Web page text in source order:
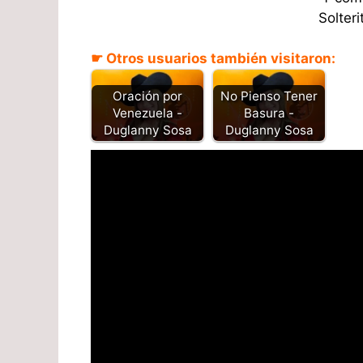
☛ Otros usuarios también visitaron:
Oración por
Venezuela -
Duglanny Sosa
No Pienso Tener
Basura -
Duglanny Sosa